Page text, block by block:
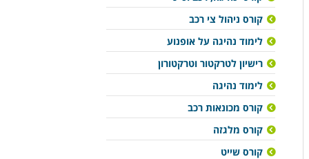
קורס ניהול צי רכב
לימוד נהיגה על אופנוע
רישיון לטרקטור וטרקטורון
לימוד נהיגה
קורס מכונאות רכב
קורס מלגזה
קורס שייט